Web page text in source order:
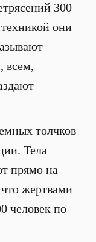
300
они
всем,
толчков
Тела
прямо на
жертвами
человек по